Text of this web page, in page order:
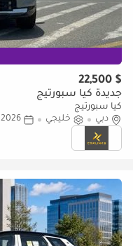
$ 22,500
جديدة كيا سبورتيج
كيا سبورتيج
دبي
خليجي 2026